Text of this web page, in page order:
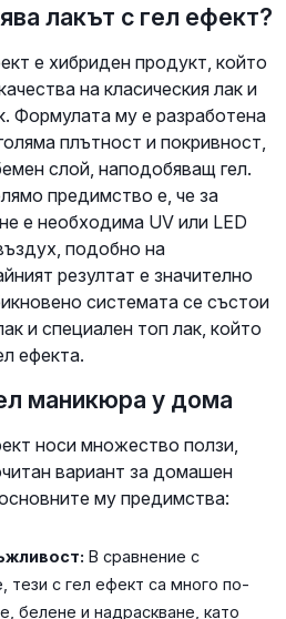
лакът с гел ефект?
е хибриден продукт, който
на класическия лак и
Формулата му е разработена
плътност и покривност,
слой, наподобяващ гел.
предимство е, че за
е необходима UV или LED
подобно на
резултат е значително
системата се състои
и специален топ лак, който
ефекта.
маникюра у дома
носи множество ползи,
вариант за домашен
му предимства:
В сравнение с
тези с гел ефект са много по-
белене и надраскване, като